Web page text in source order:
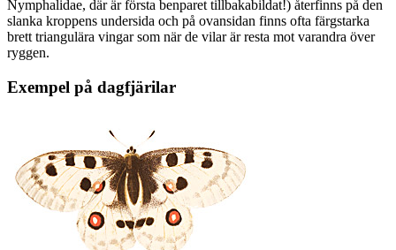
Nymphalidae, där är första benparet tillbakabildat!) återfinns på den
slanka kroppens undersida och på ovansidan finns ofta färgstarka
brett triangulära vingar som när de vilar är resta mot varandra över
ryggen.
Exempel på dagfjärilar